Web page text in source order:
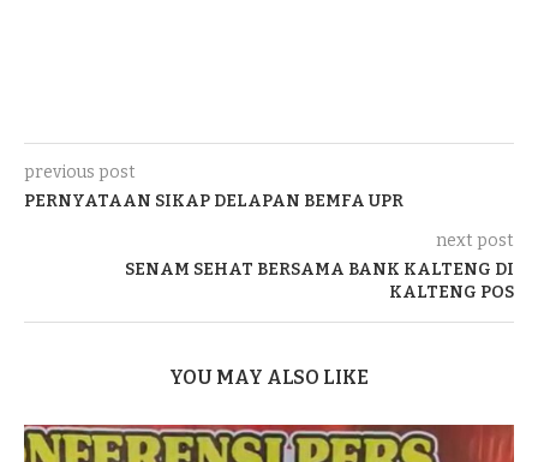
previous post
PERNYATAAN SIKAP DELAPAN BEMFA UPR
next post
SENAM SEHAT BERSAMA BANK KALTENG DI
KALTENG POS
YOU MAY ALSO LIKE